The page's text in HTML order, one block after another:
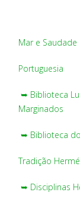
Mar e Saudade
Portuguesia
➥ Biblioteca
Marginados
➥ Biblioteca
Tradição
➥ Disciplinas